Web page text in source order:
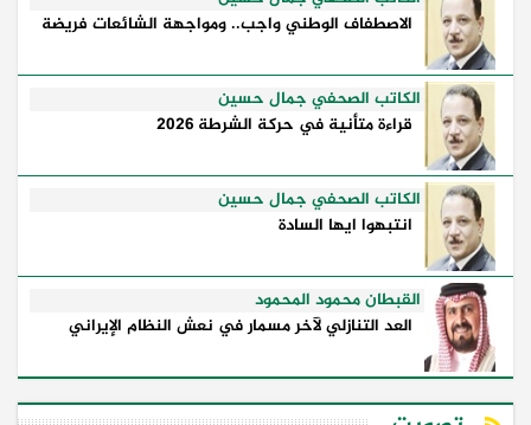
الاصطفاف الوطني واجب.. ومواجهة الشائعات فريضة
الكاتب الصحفي جمال حسين
قراءة متأنية في حركة الشرطة 2026
الكاتب الصحفي جمال حسين
انتبهوا ايها السادة
القبطان محمود المحمود
العد التنازلي لآخر مسمار في نعش النظام الإيراني